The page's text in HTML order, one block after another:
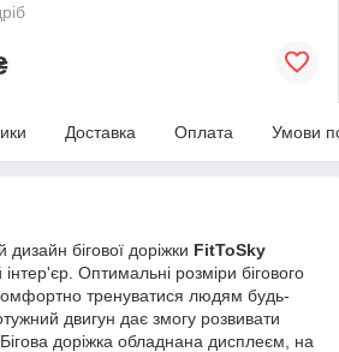
Доставка Оплата Умови
бігової доріжки FitToSky
Оптимальні розміри бігового
тренуватися людям будь-
двигун дає змогу розвивати
доріжка обладнана дисплеєм, на